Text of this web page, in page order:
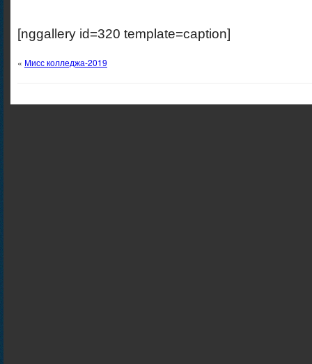
[nggallery id=320 template=caption]
« Мисс колледжа-2019